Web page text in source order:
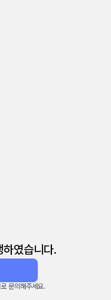
였습니다.
문의해주세요.